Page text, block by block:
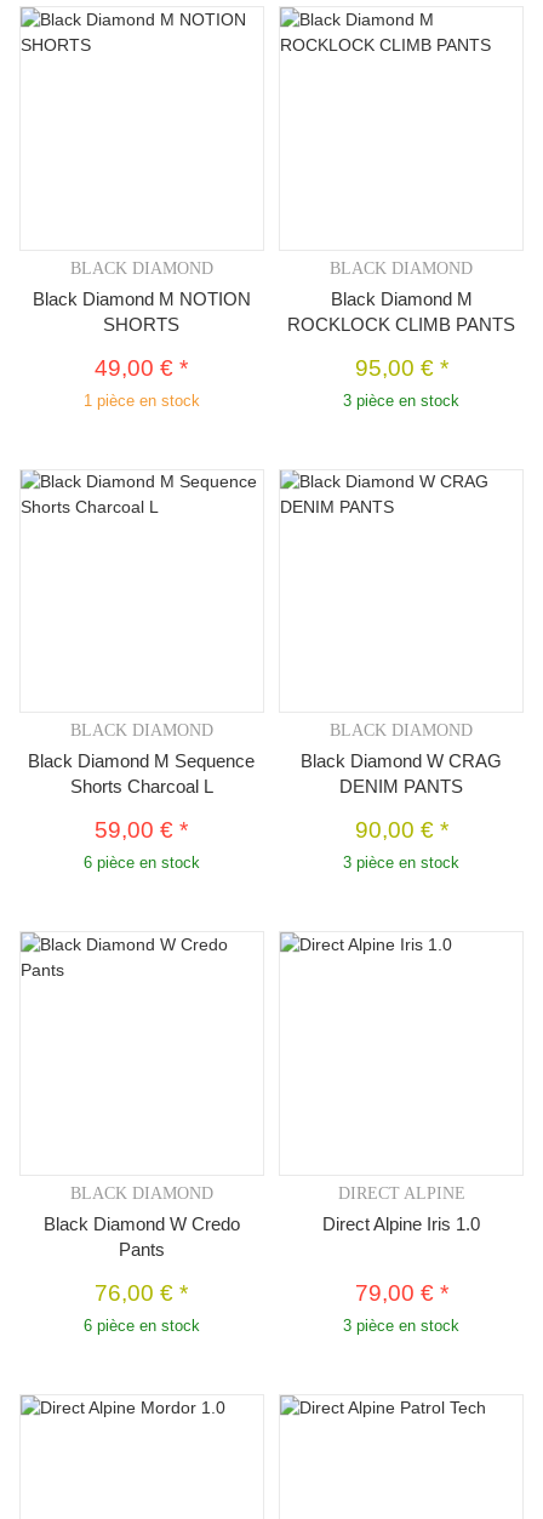
BLACK DIAMOND
Black Diamond M NOTION
SHORTS
49,00 €*
1 pièce en stock
BLACK DIAMOND
Black Diamond M
ROCKLOCK CLIMB PANTS
95,00 € *
3 pièce en stock
BLACK DIAMOND
Black Diamond M Sequence
Shorts Charcoal L
59,00 €*
6 pièce en stock
BLACK DIAMOND
Black Diamond W CRAG
DENIM PANTS
90,00 € *
3 pièce en stock
BLACK DIAMOND
Black Diamond W Credo
Pants
76,00 €*
6 pièce en stock
DIRECT ALPINE
Direct Alpine Iris 1.0
79,00 € *
3 pièce en stock